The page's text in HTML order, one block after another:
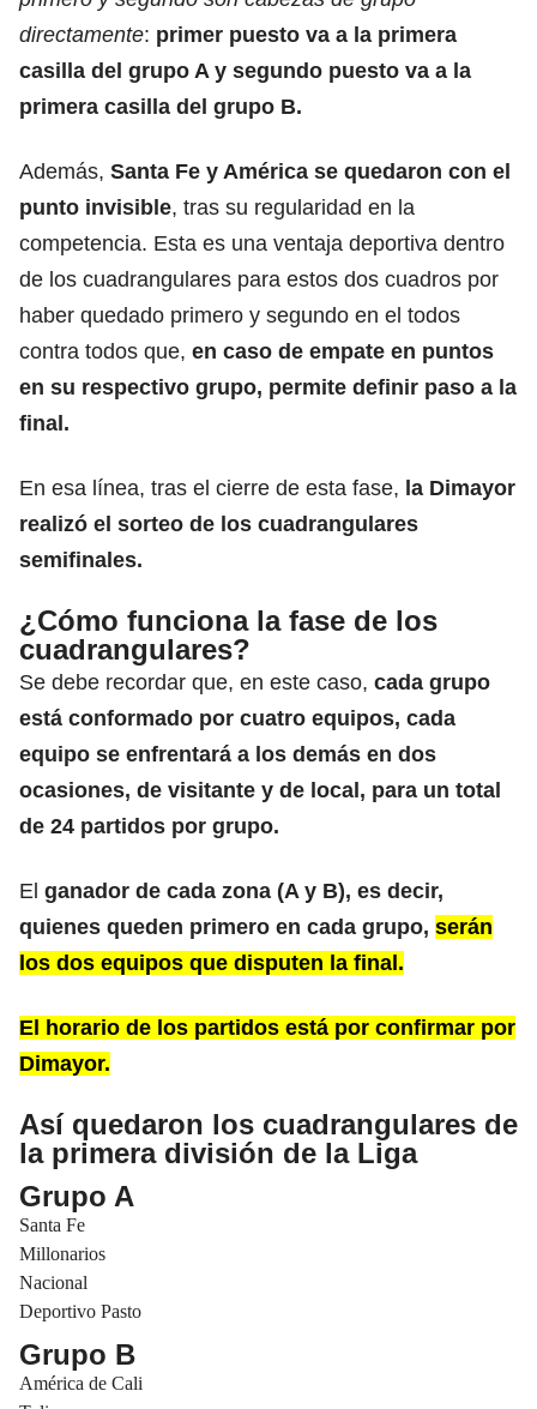
directamente: primer puesto va a la primera
casilla del grupo A y segundo puesto va a la
primera casilla del grupo B.
Además, Santa Fe y América se quedaron con el
punto invisible, tras su regularidad en la
competencia. Esta es una ventaja deportiva dentro
de los cuadrangulares para estos dos cuadros por
haber quedado primero y segundo en el todos
contra todos que, en caso de empate en puntos
en su respectivo grupo, permite definir paso a la
final.
En esa línea, tras el cierre de esta fase, la Dimayor
realizó el sorteo de los cuadrangulares
semifinales.
¿Cómo funciona la fase de los
cuadrangulares?
Se debe recordar que, en este caso, cada grupo
está conformado por cuatro equipos, cada
equipo se enfrentará a los demás en dos
ocasiones, de visitante y de local, para un total
de 24 partidos por grupo.
El ganador de cada zona (A y B), es decir,
quienes queden primero en cada grupo, serán
los dos equipos que disputen la final.
El horario de los partidos está por confirmar por
Dimayor.
Así quedaron los cuadrangulares de
la primera división de la Liga
Grupo A
Santa Fe
Millonarios
Nacional
Deportivo Pasto
Grupo B
América de Cali